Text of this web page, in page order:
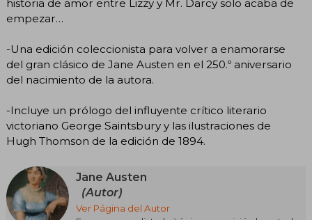
historia de amor entre Lizzy y Mr. Darcy solo acaba de
empezar…
-Una edición coleccionista para volver a enamorarse
del gran clásico de Jane Austen en el 250.º aniversario
del nacimiento de la autora.
-Incluye un prólogo del influyente crítico literario
victoriano George Saintsbury y las ilustraciones de
Hugh Thomson de la edición de 1894.
Jane Austen
(Autor)
Ver Página del Autor